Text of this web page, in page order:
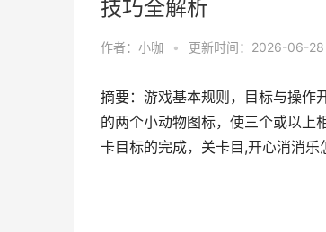
技巧全解析
作者： 小咖 • 更新时间：2026-06-28
摘要：游戏基本规则，目标与操作
的两个小动物图标，使三个或以上
卡目标的完成，关卡目,开心消消